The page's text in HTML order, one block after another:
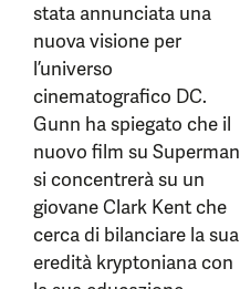
stata annunciata una
nuova visione per
l’universo
cinematografico DC.
Gunn ha spiegato che il
nuovo film su Superman
si concentrerà su un
giovane Clark Kent che
cerca di bilanciare la sua
eredità kryptoniana con